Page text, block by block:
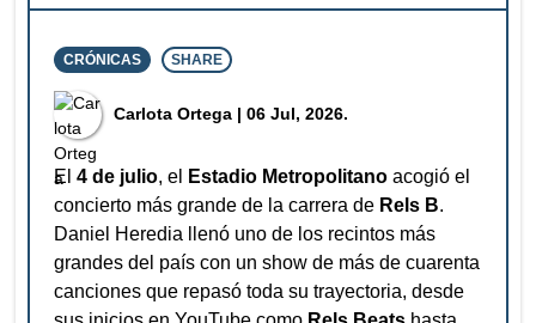
CRÓNICAS SHARE
⁠Carlota Ortega | 06 Jul, 2026.
El 4 de julio, el Estadio Metropolitano acogió el
concierto más grande de la carrera de Rels B.
Daniel Heredia llenó uno de los recintos más
grandes del país con un show de más de cuarenta
canciones que repasó toda su trayectoria, desde